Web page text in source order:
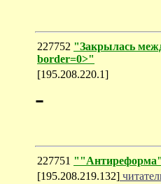
227752 "Закрылась
border=0>"
[195.208.220.1]
-
227751 ""Антиреформа"
[195.208.219.132]